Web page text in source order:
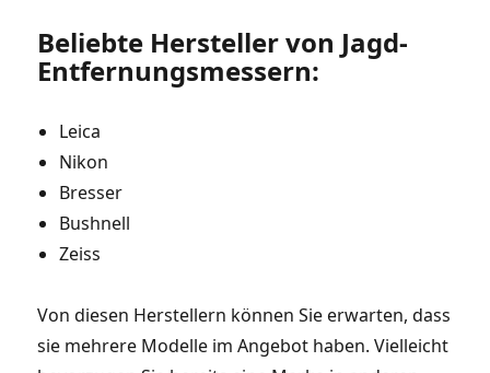
Beliebte Hersteller von Jagd-
Entfernungsmessern:
Leica
Nikon
Bresser
Bushnell
Zeiss
Von diesen Herstellern können Sie erwarten, dass
sie mehrere Modelle im Angebot haben. Vielleicht